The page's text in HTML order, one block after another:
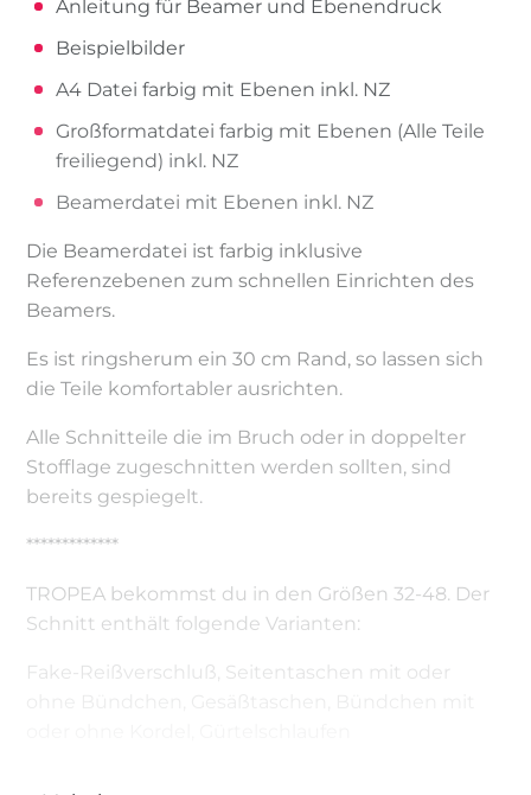
Anleitung für Beamer und Ebenendruck
Beispielbilder
A4 Datei farbig mit Ebenen inkl. NZ
Großformatdatei farbig mit Ebenen (Alle Teile
freiliegend) inkl. NZ
Beamerdatei mit Ebenen inkl. NZ
Die Beamerdatei ist farbig inklusive
Referenzebenen zum schnellen Einrichten des
Beamers.
Es ist ringsherum ein 30 cm Rand, so lassen sich
die Teile komfortabler ausrichten.
Alle Schnitteile die im Bruch oder in doppelter
Stofflage zugeschnitten werden sollten, sind
bereits gespiegelt.
*************
TROPEA bekommst du in den Größen 32-48. Der
Schnitt enthält folgende Varianten:
Fake-Reißverschluß, Seitentaschen mit oder